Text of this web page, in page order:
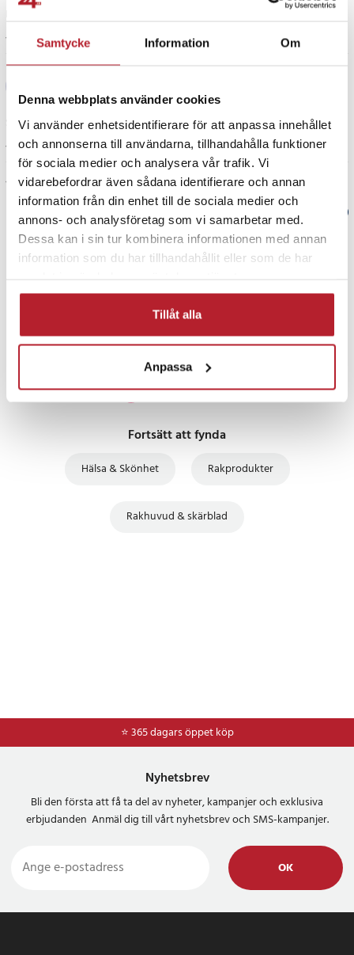
Samtycke Information Om
Denna webbplats använder cookies
Vi använder enhetsidentifierare för att anpassa innehållet
och annonserna till användarna, tillhandahålla funktioner
för sociala medier och analysera vår trafik. Vi
vidarebefordrar även sådana identifierare och annan
information från din enhet till de sociala medier och
annons- och analysföretag som vi samarbetar med.
Dessa kan i sin tur kombinera informationen med annan
information som du har tillhandahållit eller som de har
Tillåt alla
Anpassa
1 år sedan 1
Slutet skär är svår att rensa.
1 år sedan
Visa fler recensioner
Verified by Trustvoice
PRISGARANTI
Fortsätt att fynda
Hälsa & Skönhet Rakprodukter
Rakhuvud & skärblad
⭐ 365 dagars öppet köp
Nyhetsbrev
Bli den första att få ta del av nyheter, kampanjer och exklusiva
erbjudanden Anmäl dig till vårt nyhetsbrev och SMS-kampanjer.
OK